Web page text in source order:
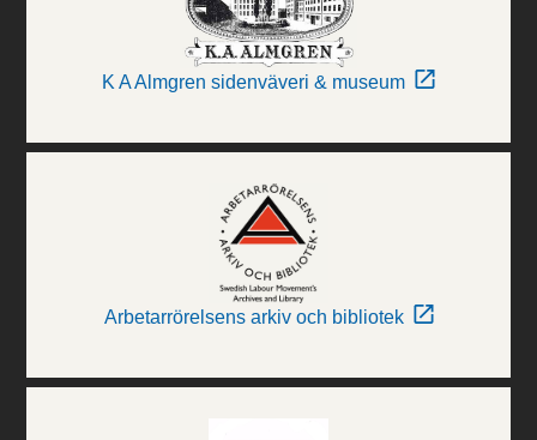
K A Almgren sidenväveri & museum
Arbetarrörelsens arkiv och bibliotek